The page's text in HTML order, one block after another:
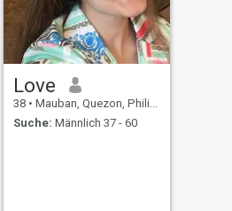
Love
38 • Mauban, Quezon, Philippinen
Suche: Männlich 37 - 60